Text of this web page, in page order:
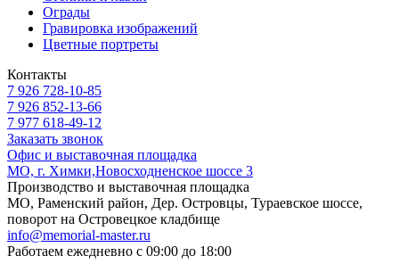
Ограды
Гравировка изображений
Цветные портреты
Контакты
7 926 728-10-85
7 926 852-13-66
7 977 618-49-12
Заказать звонок
Офис и выставочная площадка
МО, г. Химки,Новосходненское шоссе 3
Производство и выставочная площадка
МО, Раменский район, Дер. Островцы, Тураевское шоссе,
поворот на Островецкое кладбище
info@memorial-master.ru
Работаем ежедневно с 09:00 до 18:00